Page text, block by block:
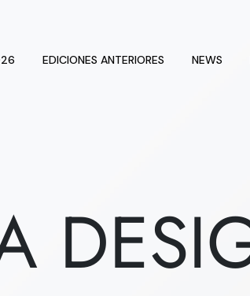
EDICIONES ANTERIORES NEWS